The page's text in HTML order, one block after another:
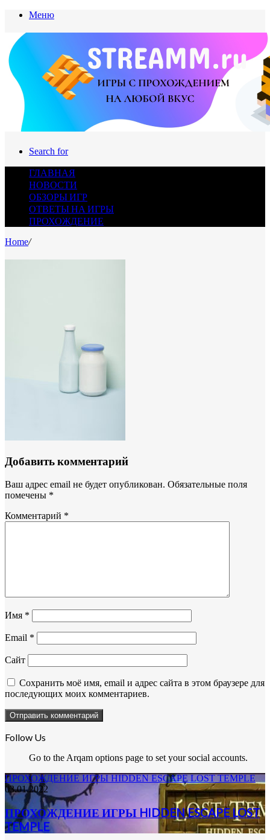
Меню
Search for
ГЛАВНАЯ
НОВОСТИ
ОБЗОРЫ ИГР
ОТВЕТЫ НА ИГРЫ
ПРОХОЖДЕНИЕ
Home/
Добавить комментарий
Ваш адрес email не будет опубликован. Обязательные поля
помечены *
Комментарий *
Имя *
Email *
Сайт
Сохранить моё имя, email и адрес сайта в этом браузере для
последующих моих комментариев.
Follow Us
Go to the Arqam options page to set your social accounts.
ПРОХОЖДЕНИЕ ИГРЫ HIDDEN ESCAPE LOST TEMPLE
03.01.2022
ПРОХОЖДЕНИЕ ИГРЫ HIDDEN ESCAPE LOST
TEMPLE